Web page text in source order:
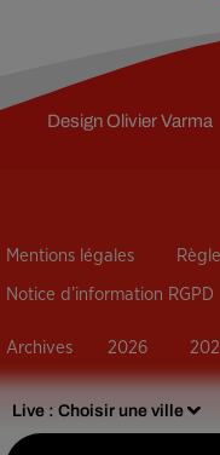
Live : Choisir une ville
DesignOlivier Varma
Mentions légales
Notice d’information RGPD
Archives 2026